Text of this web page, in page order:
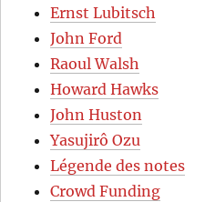
Ernst Lubitsch
John Ford
Raoul Walsh
Howard Hawks
John Huston
Yasujirô Ozu
Légende des notes
Crowd Funding